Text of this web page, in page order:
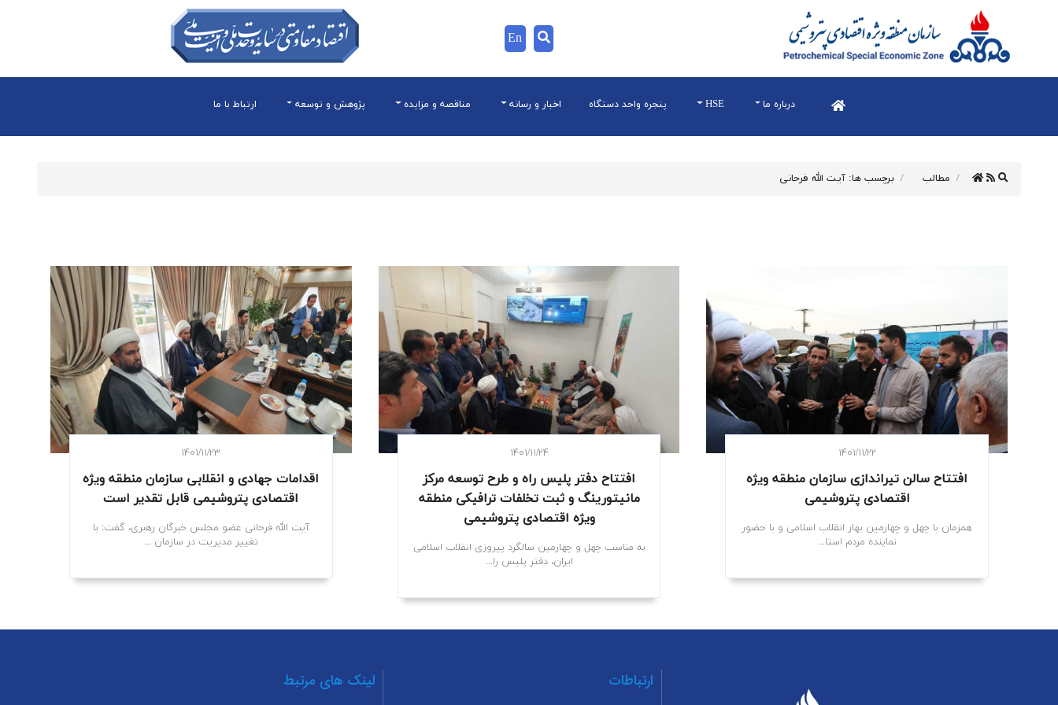
En
درباره ما HSE پنجره واحد دستگاه اخبار و رسانه مناقصه و مزایده پژوهش و توسعه ارتباط با ما
مطالب برچسب ها: آیت الله فرحانی
۱۴۰۱/۱۱/۲۲
افتتاح سالن تیراندازی سازمان منطقه ویژه
اقتصادی پتروشیمی
همزمان با چهل و چهارمین بهار انقلاب اسلامی و با حضور
نماینده مردم استا...
۱۴۰۱/۱۱/۲۴
افتتاح دفتر پلیس راه و طرح توسعه مرکز
مانیتورینگ و ثبت تخلفات ترافیکی منطقه
ویژه اقتصادی پتروشیمی
به مناسب چهل و چهارمین سالگرد پیروزی انقلاب اسلامی
ایران، دفتر پلیس را...
۱۴۰۱/۱۱/۲۳
اقدامات جهادی و انقلابی سازمان منطقه ویژه
اقتصادی پتروشیمی قابل تقدیر است
آیت الله فرحانی عضو مجلس خبرگان رهبری، گفت: با
تغییر مدیریت در سازمان ...
ارتباطات لینک های مرتبط